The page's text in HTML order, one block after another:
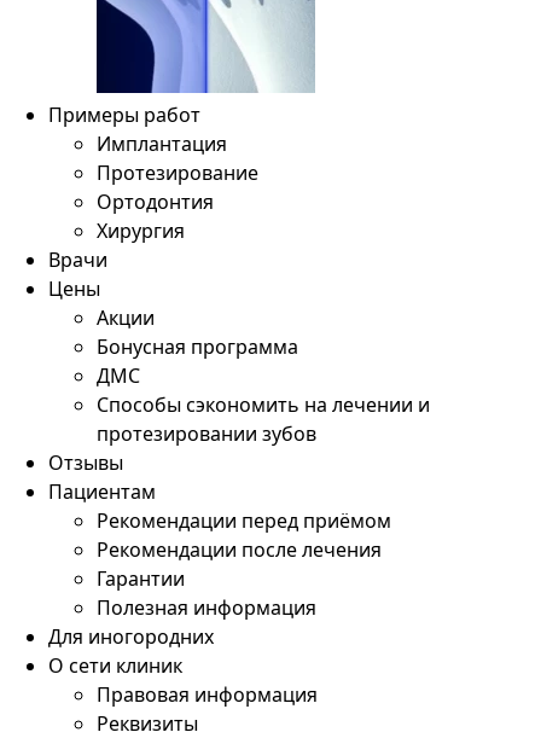
Примеры работ
Имплантация
Протезирование
Ортодонтия
Хирургия
Врачи
Цены
Акции
Бонусная программа
ДМС
Способы сэкономить на лечении и
протезировании зубов
Отзывы
Пациентам
Рекомендации перед приёмом
Рекомендации после лечения
Гарантии
Полезная информация
Для иногородних
О сети клиник
Правовая информация
Реквизиты